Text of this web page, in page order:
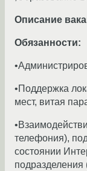
Описание
Обязанности:
•Поддержка
мест, витая
телефония),
состоянии
подразделения